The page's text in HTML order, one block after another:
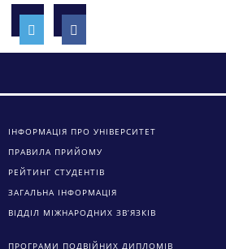
ІНФОРМАЦІЯ ПРО УНІВЕРСИТЕТ
ПРАВИЛА ПРИЙОМУ
РЕЙТИНГ СТУДЕНТІВ
ЗАГАЛЬНА ІНФОРМАЦІЯ
ВІДДІЛ МІЖНАРОДНИХ ЗВ’ЯЗКІВ
ПРОГРАМИ ПОДВІЙНИХ ДИПЛОМІВ